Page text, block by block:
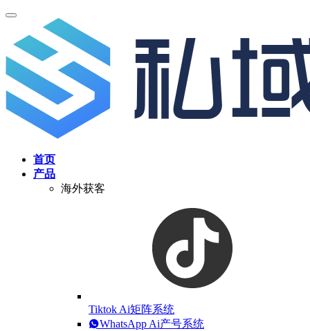
首页
产品
海外获客
Tiktok Ai矩阵系统
WhatsApp Ai产号系统